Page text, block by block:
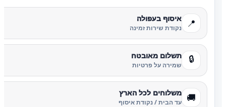
📍 איסוף בעפולה
נקודת שירות זמינה
🔒 תשלום מאובטח
שמירה על פרטיות
🚚 משלוחים לכל הארץ
עד הבית / נקודת איסוף